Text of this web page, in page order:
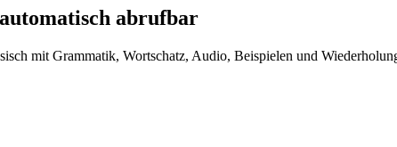
abrufbar
mit Grammatik, Wortschatz, Audio, Beispielen und